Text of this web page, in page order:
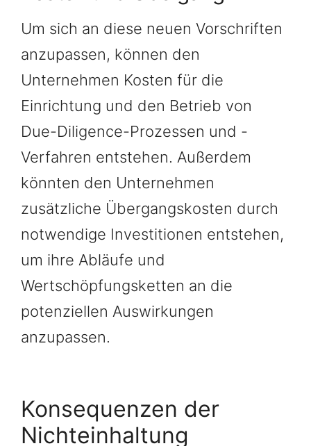
Um sich an diese neuen Vorschriften
anzupassen, können den
Unternehmen Kosten für die
Einrichtung und den Betrieb von
Due-Diligence-Prozessen und -
Verfahren entstehen. Außerdem
könnten den Unternehmen
zusätzliche Übergangskosten durch
notwendige Investitionen entstehen,
um ihre Abläufe und
Wertschöpfungsketten an die
potenziellen Auswirkungen
anzupassen.
Konsequenzen der
Nichteinhaltung